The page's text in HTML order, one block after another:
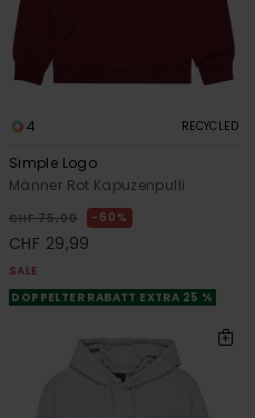
4 RECYCLED
Simple Logo
Männer Rot Kapuzenpulli
CHF 75,00 60%
CHF 29,99
SALE
DOPPELTER RABATT EXTRA 25 %